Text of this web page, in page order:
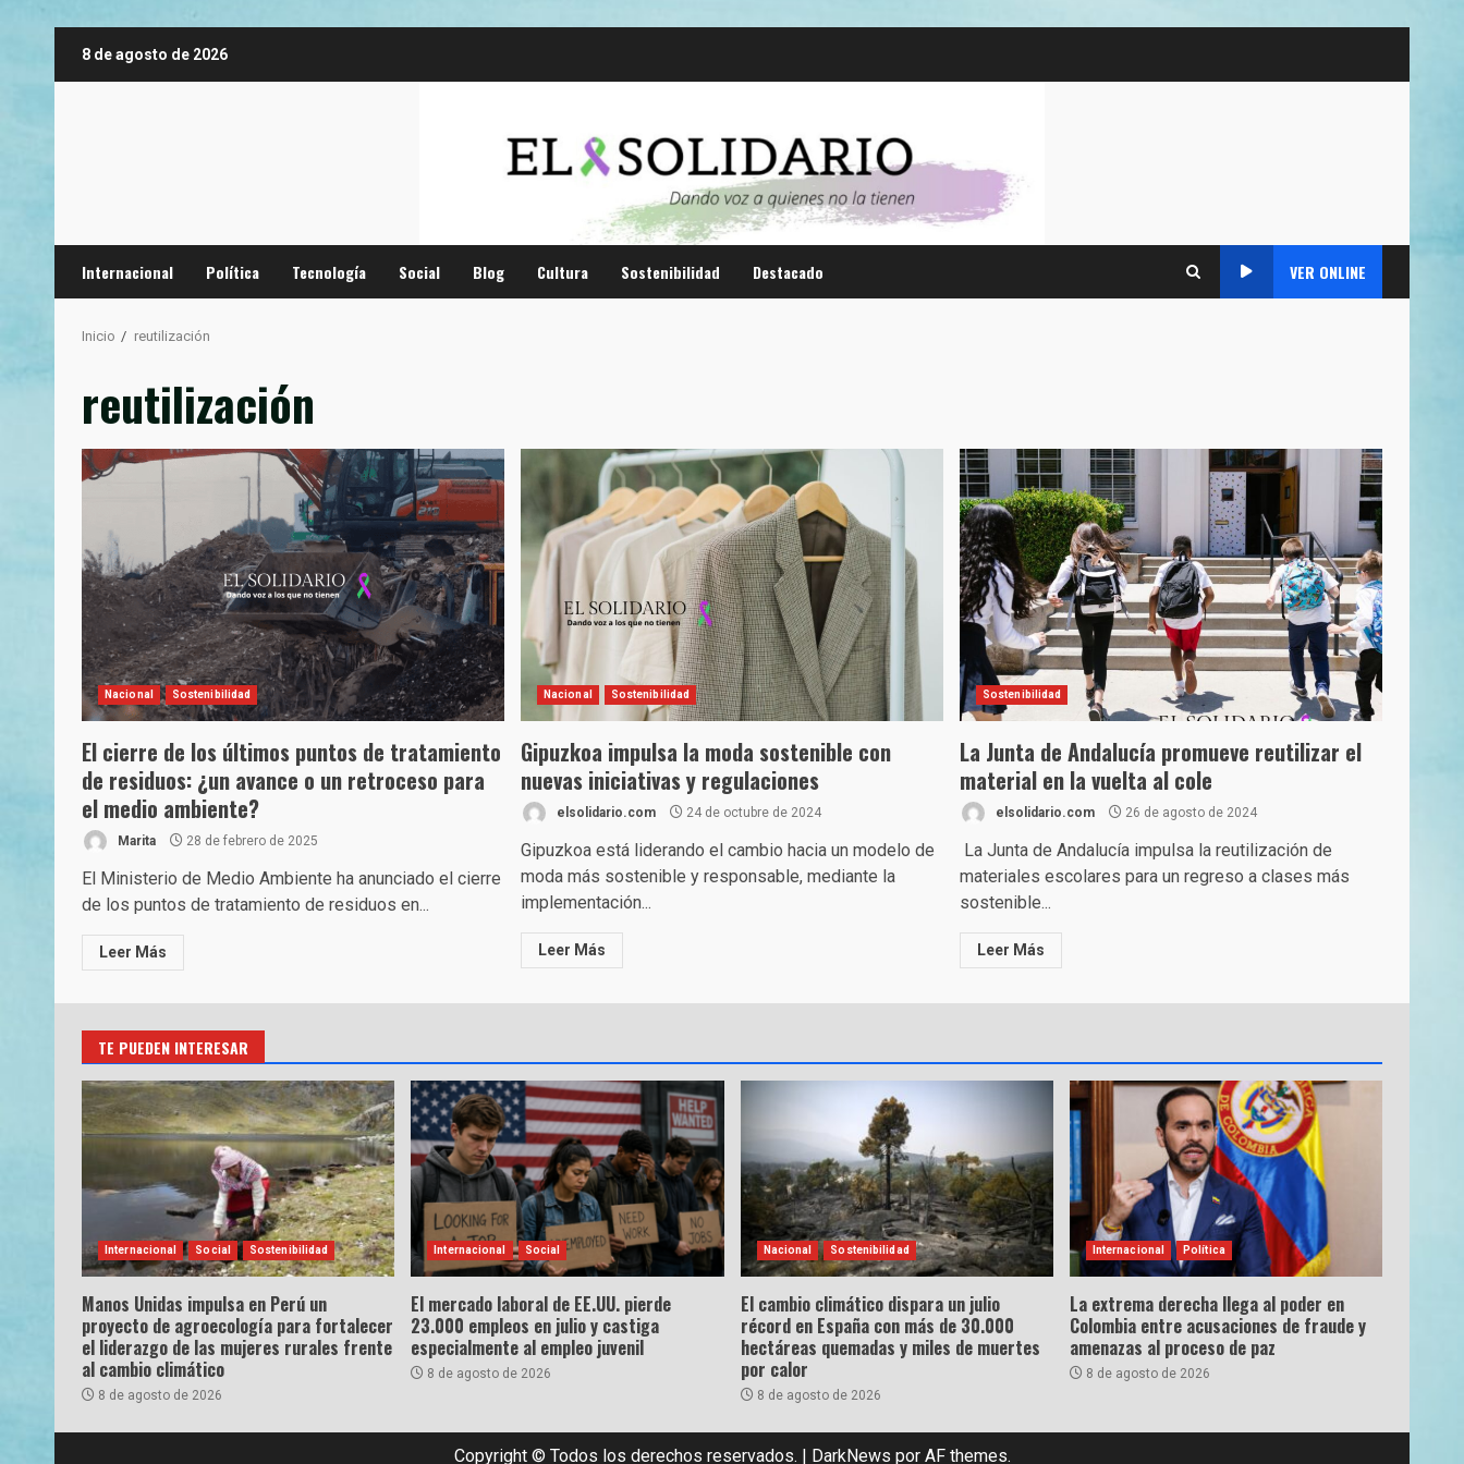
8 de agosto de 2026
Internacional Política Tecnología Social Blog Cultura Sostenibilidad Destacado VER ONLINE
Inicio reutilización
reutilización
Nacional Sostenibilidad
El cierre de los últimos puntos de tratamiento
de residuos: ¿un avance o un retroceso para
el medio ambiente?
Marita 28 de febrero de 2025
El Ministerio de Medio Ambiente ha anunciado el cierre
de los puntos de tratamiento de residuos en...
Leer Más
Nacional Sostenibilidad
Gipuzkoa impulsa la moda sostenible con
nuevas iniciativas y regulaciones
elsolidario.com 24 de octubre de 2024
Gipuzkoa está liderando el cambio hacia un modelo de
moda más sostenible y responsable, mediante la
implementación...
Leer Más
Sostenibilidad
La Junta de Andalucía promueve reutilizar el
material en la vuelta al cole
elsolidario.com 26 de agosto de 2024
La Junta de Andalucía impulsa la reutilización de
materiales escolares para un regreso a clases más
sostenible...
Leer Más
TE PUEDEN INTERESAR
Internacional Social Sostenibilidad
Manos Unidas impulsa en Perú un
proyecto de agroecología para fortalecer
el liderazgo de las mujeres rurales frente
al cambio climático
8 de agosto de 2026
Internacional Social
El mercado laboral de EE.UU. pierde
23.000 empleos en julio y castiga
especialmente al empleo juvenil
8 de agosto de 2026
Nacional Sostenibilidad
El cambio climático dispara un julio
récord en España con más de 30.000
hectáreas quemadas y miles de muertes
por calor
8 de agosto de 2026
Internacional Política
La extrema derecha llega al poder en
Colombia entre acusaciones de fraude y
amenazas al proceso de paz
8 de agosto de 2026
Copyright © Todos los derechos reservados. | DarkNews por AF themes.